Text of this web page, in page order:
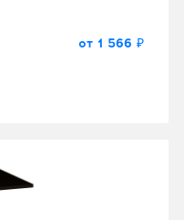
от 1 566 ₽